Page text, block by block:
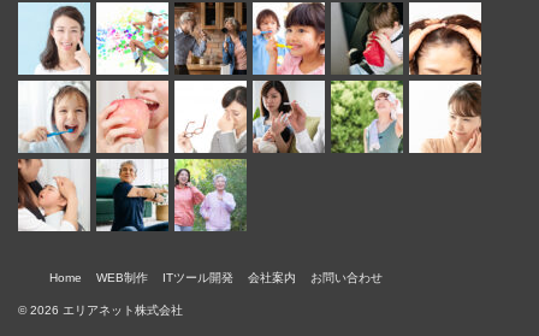
Home WEB制作 ITツール開発 会社案内 お問い合わせ
© 2026 エリアネット株式会社